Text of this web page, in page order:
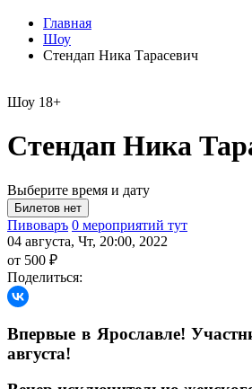
Главная
Шоу
Стендап Ника Тарасевич
Шоу 18+
Стендап Ника
Выберите время и дату
Пивоваръ 0 мероприятий тут
04 августа, Чт, 20:00, 2022
от 500 ₽
Поделиться:
Впервые в Ярославле!
августа!